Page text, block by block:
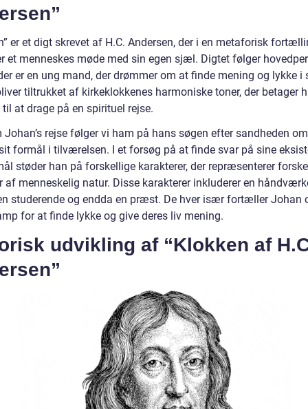
er et digt skrevet af H.C. Andersen, der i en metaforisk
et menneskes møde med sin egen sjæl. Digtet følger
er en ung mand, der drømmer om at finde mening og lykke i
tiltrukket af kirkeklokkenes harmoniske toner, der betager
at drage på en spirituel rejse.
Johan’s rejse følger vi ham på hans søgen efter sandheden
formål i tilværelsen. I et forsøg på at finde svar på sine
støder han på forskellige karakterer, der repræsenterer
af menneskelig natur. Disse karakterer inkluderer en
studerende og endda en præst. De hver især fortæller Johan
for at finde lykke og give deres liv mening.
udvikling af “Klokken af